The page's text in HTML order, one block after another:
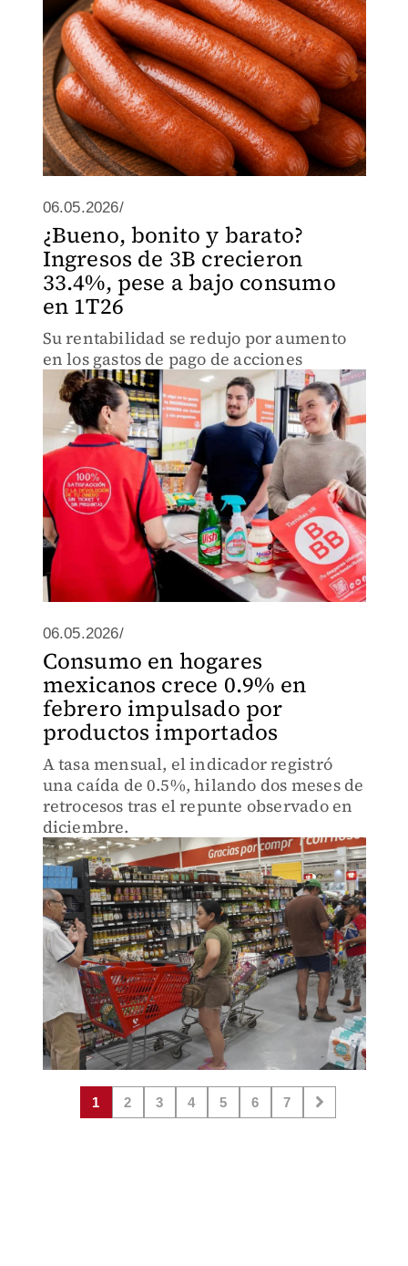
06.05.2026/
¿Bueno, bonito y barato?
Ingresos de 3B crecieron
33.4%, pese a bajo consumo
en 1T26
Su rentabilidad se redujo por aumento
en los gastos de pago de acciones
06.05.2026/
Consumo en hogares
mexicanos crece 0.9% en
febrero impulsado por
productos importados
A tasa mensual, el indicador registró
una caída de 0.5%, hilando dos meses de
retrocesos tras el repunte observado en
diciembre.
1 2 3 4 5 6 7